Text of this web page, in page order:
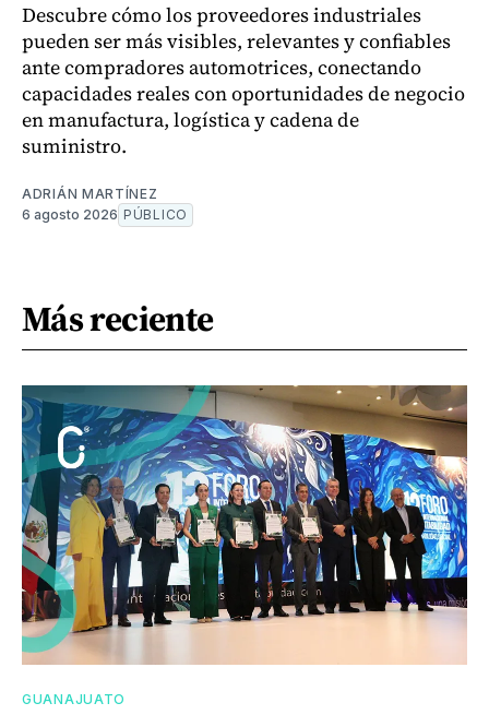
Descubre cómo los proveedores industriales
pueden ser más visibles, relevantes y confiables
ante compradores automotrices, conectando
capacidades reales con oportunidades de negocio
en manufactura, logística y cadena de
suministro.
ADRIÁN MARTÍNEZ
6 agosto 2026 PÚBLICO
Más reciente
GUANAJUATO